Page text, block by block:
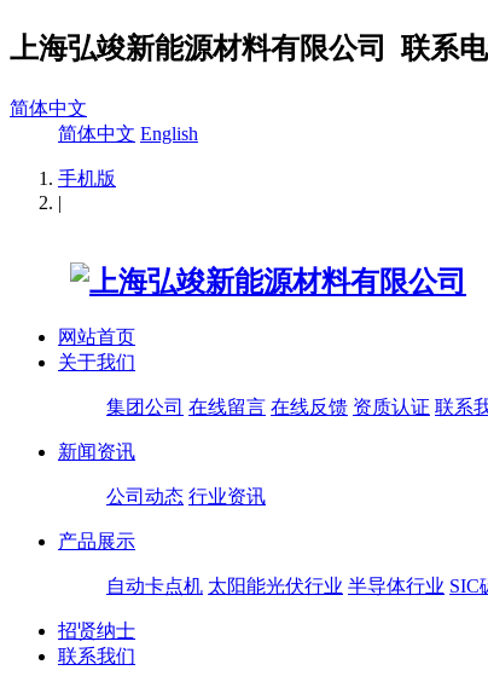
上海弘竣新能源材料有限公司 联系
简体中文
简体中文 English
手机版
|
网站首页
关于我们
集团公司 在线留言 在线反馈 资质认证 联系
新闻资讯
公司动态 行业资讯
产品展示
自动卡点机 太阳能光伏行业 半导体行业 SIC
招贤纳士
联系我们